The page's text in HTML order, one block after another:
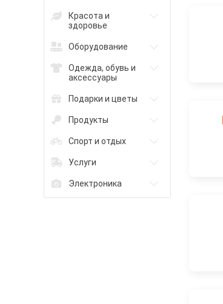
Красота и
здоровье
Оборудование
Одежда, обувь и
аксессуары
Подарки и цветы
Продукты
Спорт и отдых
Услуги
Электроника